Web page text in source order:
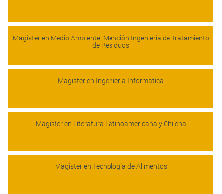
Magíster en Medio Ambiente, Mención Ingeniería de Tratamiento
de Residuos
Magíster en Ingeniería Informática
Magíster en Literatura Latinoamericana y Chilena
Magíster en Tecnología de Alimentos